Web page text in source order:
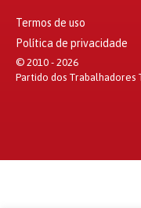
Termos de uso
Política de privacidade
© 2010 - 2026
Partido dos Trabalhadores